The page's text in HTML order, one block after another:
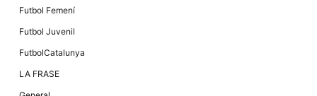
Futbol Femení
Futbol Juvenil
FutbolCatalunya
LA FRASE